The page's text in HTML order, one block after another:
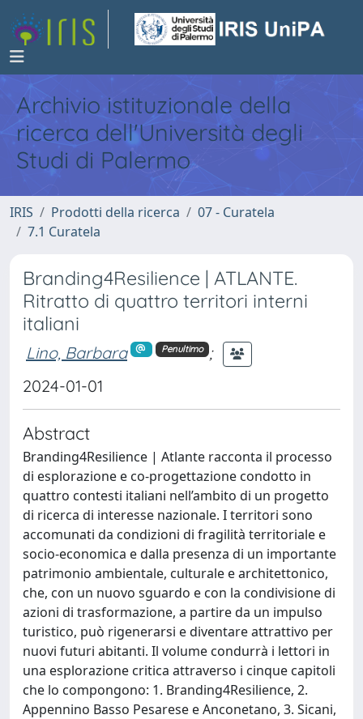
Archivio istituzionale della
ricerca dell'Università degli
Studi di Palermo
IRIS Prodotti della ricerca
07 - Curatela
7.1 Curatela
Branding4Resilience | ATLANTE.
Ritratto di quattro territori interni
italiani
Lino, Barbara Penultimo
;
2024-01-01
Abstract
Branding4Resilience | Atlante racconta il processo
di esplorazione e co-progettazione condotto in
quattro contesti italiani nell’ambito di un progetto
di ricerca di interesse nazionale. I territori sono
accomunati da condizioni di fragilità territoriale e
socio-economica e dalla presenza di un importante
patrimonio ambientale, culturale e architettonico,
che, con un nuovo sguardo e con la condivisione di
azioni di trasformazione, a partire da un impulso
turistico, può rigenerarsi e diventare attrattivo per
nuovi futuri abitanti. Il volume condurrà i lettori in
una esplorazione critica attraverso i cinque capitoli
che lo compongono: 1. Branding4Resilience, 2.
Appennino Basso Pesarese e Anconetano, 3. Sicani,